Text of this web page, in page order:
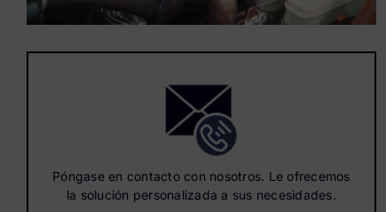
Póngase en contacto con nosotros. Le ofrecemos
la solución personalizada a sus necesidades.